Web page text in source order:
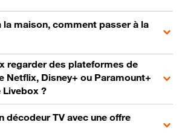
la maison, comment passer à la
regarder des plateformes de
Netflix, Disney+ ou Paramount+
Livebox ?
décodeur TV avec une offre